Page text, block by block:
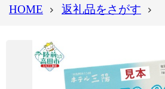
HOME 返礼品をさがす